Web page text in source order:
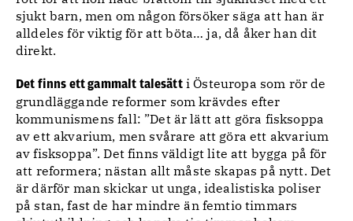
sjukt barn, men om någon försöker säga att han är
alldeles för viktig för att böta… ja, då åker han dit
direkt.
Det finns ett gammalt talesätti Östeuropa som rör de
grundläggande reformer som krävdes efter
kommunismens fall: ”Det är lätt att göra fisksoppa
av ett akvarium, men svårare att göra ett akvarium
av fisksoppa”. Det finns väldigt lite att bygga på för
att reformera; nästan allt måste skapas på nytt. Det
är därför man skickar ut unga, idealistiska poliser
på stan, fast de har mindre än femtio timmars